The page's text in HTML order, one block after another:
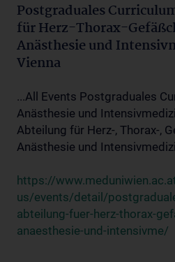
Postgraduales
für Herz-Thorax-
Anästhesie und
Vienna
...All Events Postgraduales
Anästhesie und
Abteilung für Herz-, Thorax-,
Anästhesie und
https://
us/events/detail/
abteilung-fuer-herz-thorax-
anaesthesie-und-intensivme/